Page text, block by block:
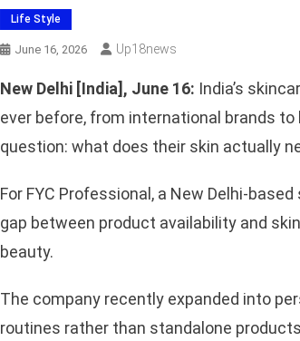
Life Style
June 16, 2026 Up18news
New Delhi [India], June 16: India’s
ever before, from international brands
question: what does their skin actually
For FYC Professional, a New Delhi-
gap between product availability and
beauty.
The company recently expanded into
routines rather than standalone